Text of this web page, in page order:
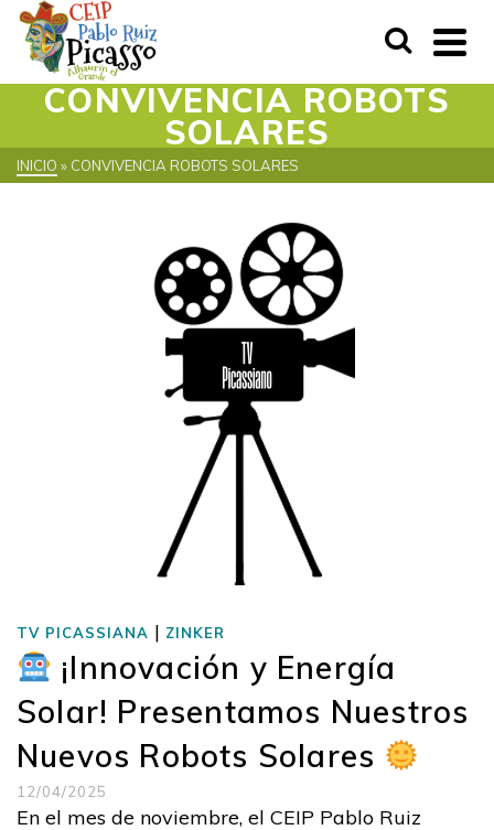
CONVIVENCIA ROBOTS
SOLARES
INICIO » CONVIVENCIA ROBOTS SOLARES
TV PICASSIANA | ZINKER
¡Innovación y Energía
Solar! Presentamos Nuestros
Nuevos Robots Solares
12/04/2025
En el mes de noviembre, el CEIP Pablo Ruiz